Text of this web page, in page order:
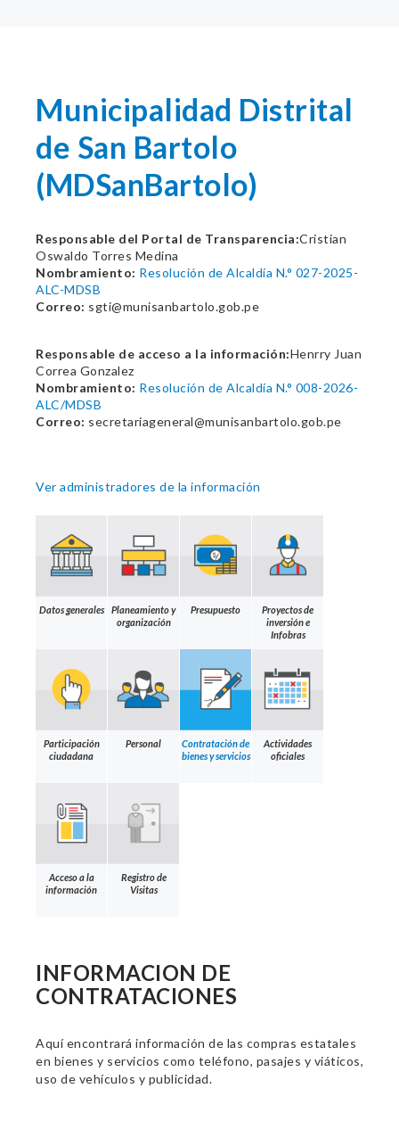
Municipalidad Distrital
de San Bartolo
(MDSanBartolo)
Responsable del Portal de Transparencia:Cristian
Oswaldo Torres Medina
Nombramiento: Resolución de Alcaldía N.° 027-2025-
ALC-MDSB
Correo: sgti@munisanbartolo.gob.pe
Responsable de acceso a la información:Henrry Juan
Correa Gonzalez
Nombramiento: Resolución de Alcaldía N.° 008-2026-
ALC/MDSB
Correo: secretariageneral@munisanbartolo.gob.pe
Ver administradores de la información
Datos generales
Planeamiento y
organización
Presupuesto
Proyectos de
inversión e
Infobras
Participación
ciudadana
Personal
Contratación de
bienes y servicios
Actividades
oficiales
Acceso a la
información
Registro de
Visitas
INFORMACION DE
CONTRATACIONES
Aquí encontrará información de las compras estatales
en bienes y servicios como teléfono, pasajes y viáticos,
uso de vehículos y publicidad.